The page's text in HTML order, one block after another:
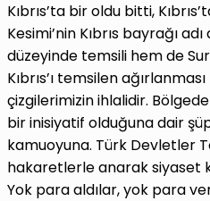
Kıbrıs’ta bir oldu bitti,
Kesimi’nin Kıbrıs bayrağı
düzeyinde temsili hem de
Kıbrıs’ı temsilen
çizgilerimizin ihlalidir.
bir inisiyatif olduğuna dair
kamuoyuna. Türk Devletler
hakaretlerle anarak siyaset
Yok para aldılar, yok para